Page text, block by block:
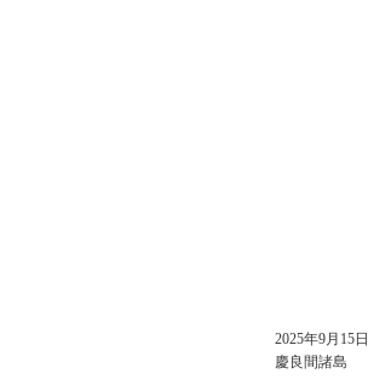
2025年9月15日
慶良間諸島